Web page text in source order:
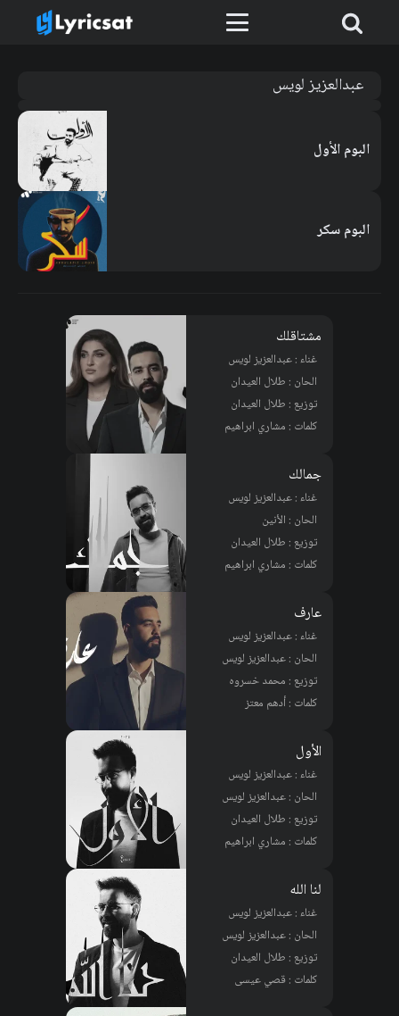
عبدالعزيز لويس
البوم الأول
البوم سكر
مشتاقلك
غناء : عبدالعزيز لويس
الحان : طلال العيدان
توزيع : طلال العيدان
كلمات : مشاري ابراهيم
جمالك
غناء : عبدالعزيز لويس
الحان : الأنين
توزيع : طلال العيدان
كلمات : مشاري ابراهيم
عارف
غناء : عبدالعزيز لويس
الحان : عبدالعزيز لويس
توزيع : محمد خسروه
كلمات : أدهم معتز
الأول
غناء : عبدالعزيز لويس
الحان : عبدالعزيز لويس
توزيع : طلال العيدان
كلمات : مشاري ابراهيم
لنا الله
غناء : عبدالعزيز لويس
الحان : عبدالعزيز لويس
توزيع : طلال العيدان
كلمات : قصي عيسى